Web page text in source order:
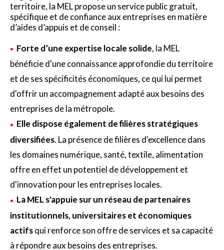
territoire, la MEL propose un service public gratuit,
spécifique et de confiance aux entreprises en matière
d’aides d’appuis et de conseil :
Forte d’une expertise locale solide, la MEL
bénéficie d'une connaissance approfondie du territoire
et de ses spécificités économiques, ce qui lui permet
d'offrir un accompagnement adapté aux besoins des
entreprises de la métropole.
Elle dispose également de filières stratégiques
diversifiées. La présence de filières d'excellence dans
les domaines numérique, santé, textile, alimentation
offre en effet un potentiel de développement et
d'innovation pour les entreprises locales.
La MEL s'appuie sur un réseau de partenaires
institutionnels, universitaires et économiques
actifsqui renforce son offre de services et sa capacité
à répondre aux besoins des entreprises.